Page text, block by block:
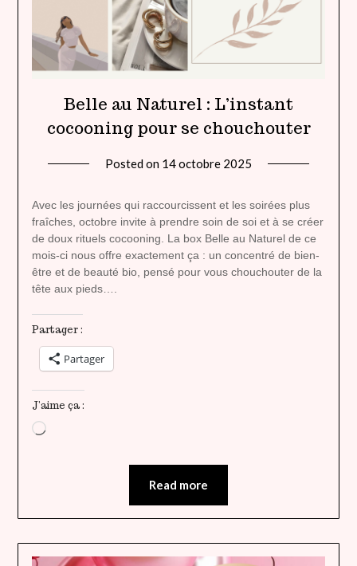
Belle au Naturel : L’instant
cocooning pour se chouchouter
Posted on 14 octobre 2025
heavenly
Avec les journées qui raccourcissent et les soirées plus
fraîches, octobre invite à prendre soin de soi et à se créer
de doux rituels cocooning. La box Belle au Naturel de ce
mois-ci nous offre exactement ça : un concentré de bien-
être et de beauté bio, pensé pour vous chouchouter de la
tête aux pieds….
Partager :
Partager
J’aime ça :
Chargement…
Read more